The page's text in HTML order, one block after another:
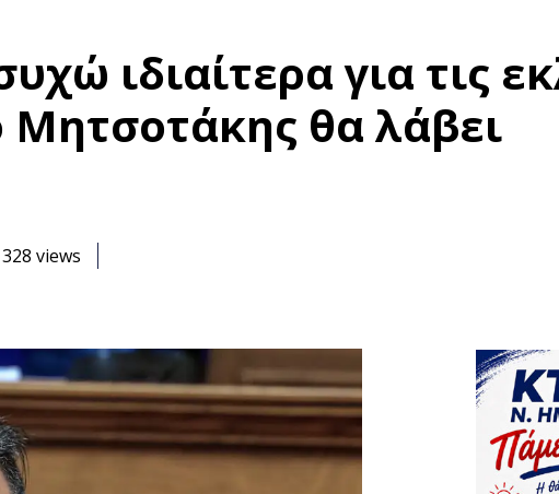
ιδιαίτερα για τις
Μητσοτάκης θα λάβει
328 views